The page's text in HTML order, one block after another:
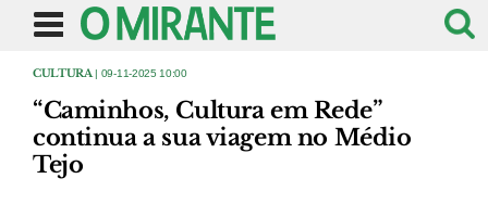
CULTURA | 09-11-2025 10:00
“Caminhos, Cultura em Rede”
continua a sua viagem no Médio
Tejo